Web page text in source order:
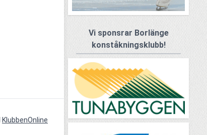
KlubbenOnline
Vi sponsrar Borlänge
konståkningsklubb!